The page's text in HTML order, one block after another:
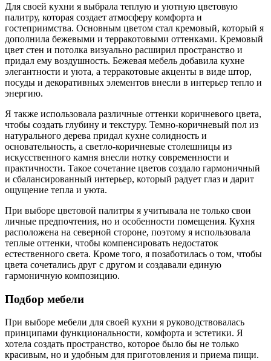
Для своей кухни я выбрала теплую и уютную цветовую
палитру, которая создает атмосферу комфорта и
гостеприимства. Основным цветом стал кремовый, который я
дополнила бежевыми и терракотовыми оттенками. Кремовый
цвет стен и потолка визуально расширил пространство и
придал ему воздушность. Бежевая мебель добавила кухне
элегантности и уюта, а терракотовые акценты в виде штор,
посуды и декоративных элементов внесли в интерьер тепло и
энергию.
Я также использовала различные оттенки коричневого цвета,
чтобы создать глубину и текстуру. Темно-коричневый пол из
натурального дерева придал кухне солидность и
основательность, а светло-коричневые столешницы из
искусственного камня внесли нотку современности и
практичности. Такое сочетание цветов создало гармоничный
и сбалансированный интерьер, который радует глаз и дарит
ощущение тепла и уюта.
При выборе цветовой палитры я учитывала не только свои
личные предпочтения, но и особенности помещения. Кухня
расположена на северной стороне, поэтому я использовала
теплые оттенки, чтобы компенсировать недостаток
естественного света. Кроме того, я позаботилась о том, чтобы
цвета сочетались друг с другом и создавали единую
гармоничную композицию.
Подбор мебели
При выборе мебели для своей кухни я руководствовалась
принципами функциональности, комфорта и эстетики. Я
хотела создать пространство, которое было бы не только
красивым, но и удобным для приготовления и приема пищи.